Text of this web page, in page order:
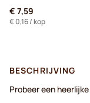
€ 7,59
€ 0,16/ kop
BESCHRIJVING
Probeer een